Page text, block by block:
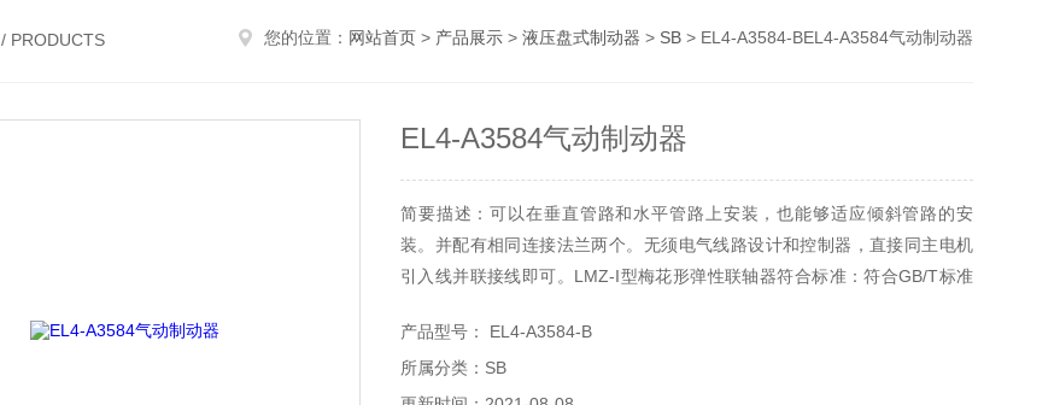
/ PRODUCTS 您的位置： 网站首页 > 产品展示 > 液压盘式制动器 > SB > EL4-A3584-BEL4-A3584气动制动器
EL4-A3584气动制动器
简要描述：可以在垂直管路和水平管路上安装，也能够适应倾斜管路的安
装。并配有相同连接法兰两个。无须电气线路设计和控制器，直接同主电机
引入线并联接线即可。LMZ-I型梅花形弹性联轴器符合标准：符合GB/T标准
单EL4-A3584气动制动器
产品型号： EL4-A3584-B
所属分类：SB